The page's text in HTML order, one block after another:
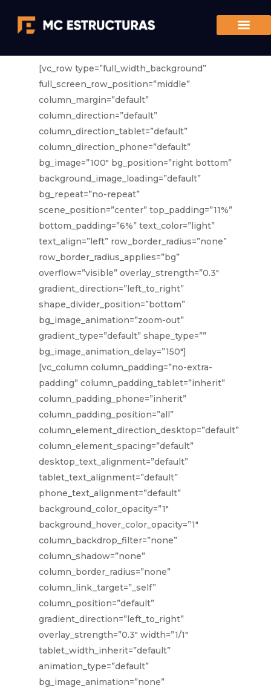
[vc_row type=”full_width_background”
full_screen_row_position=”middle”
column_margin=”default”
column_direction=”default”
column_direction_tablet=”default”
column_direction_phone=”default”
bg_image=”100″ bg_position=”right bottom”
background_image_loading=”default”
bg_repeat=”no-repeat”
scene_position=”center” top_padding=”11%”
bottom_padding=”6%” text_color=”light”
text_align=”left” row_border_radius=”none”
row_border_radius_applies=”bg”
overflow=”visible” overlay_strength=”0.3″
gradient_direction=”left_to_right”
shape_divider_position=”bottom”
bg_image_animation=”zoom-out”
gradient_type=”default” shape_type=””
bg_image_animation_delay=”150″]
[vc_column column_padding=”no-extra-
padding” column_padding_tablet=”inherit”
column_padding_phone=”inherit”
column_padding_position=”all”
column_element_direction_desktop=”default”
column_element_spacing=”default”
desktop_text_alignment=”default”
tablet_text_alignment=”default”
phone_text_alignment=”default”
background_color_opacity=”1″
background_hover_color_opacity=”1″
column_backdrop_filter=”none”
column_shadow=”none”
column_border_radius=”none”
column_link_target=”_self”
column_position=”default”
gradient_direction=”left_to_right”
overlay_strength=”0.3″ width=”1/1″
tablet_width_inherit=”default”
animation_type=”default”
bg_image_animation=”none”